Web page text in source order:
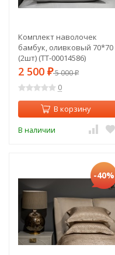
Комплект наволочек
бамбук, оливковый 70*70
(2шт) (TT-00014586)
2 500 ₽5 000₽
0
В корзину
В наличии
-40%